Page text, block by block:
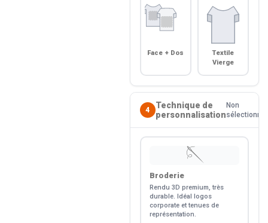
Face + Dos
Textile
Vierge
4
Technique de
personnalisation
Non
sélectionné
🪡
Broderie
Rendu 3D premium, très
durable. Idéal logos
corporate et tenues de
représentation.